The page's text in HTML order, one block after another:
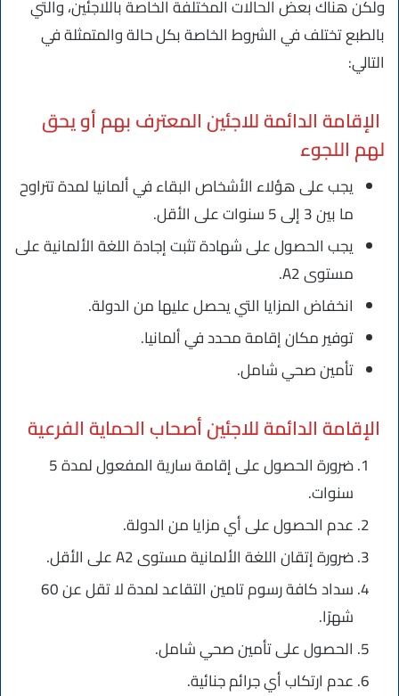
ولكن هناك بعض الحالات المختلفة الخاصة باللاجئين، والتي
بالطبع تختلف في الشروط الخاصة بكل حالة والمتمثلة في
التالي:
الإقامة الدائمة للاجئين المعترف بهم أو يحق
لهم اللجوء
يجب على هؤلاء الأشخاص البقاء في ألمانيا لمدة تتراوح
ما بين 3 إلى 5 سنوات على الأقل.
يجب الحصول على شهادة تثبت إجادة اللغة الألمانية على
مستوى A2.
انخفاض المزايا التي يحصل عليها من الدولة.
توفير مكان إقامة محدد في ألمانيا.
تأمين صحي شامل.
الإقامة الدائمة للاجئين أصحاب الحماية الفرعية
ضرورة الحصول على إقامة سارية المفعول لمدة 5
سنوات.
عدم الحصول على أي مزايا من الدولة.
ضرورة إتقان اللغة الألمانية مستوى A2 على الأقل.
سداد كافة رسوم تامين التقاعد لمدة لا تقل عن 60
شهرًا.
الحصول على تأمين صحي شامل.
عدم ارتكاب أي جرائم جنائية.